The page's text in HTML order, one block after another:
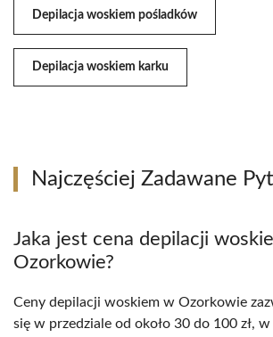
Depilacja woskiem pośladków
Depilacja woskiem karku
Najczęściej Zadawane
Jaka jest cena depilacji
Ozorkowie?
Ceny depilacji woskiem w Ozorkowie
się w przedziale od około 30 do 100 zł,